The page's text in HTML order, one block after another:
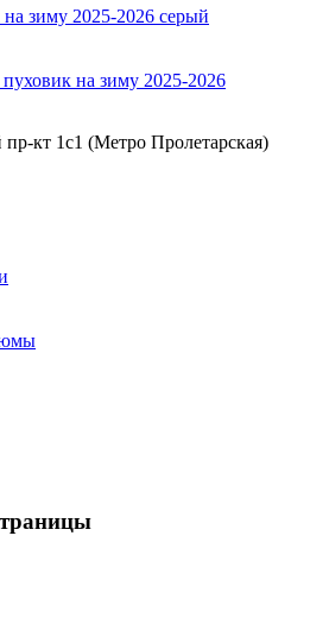
зиму 2025-2026 серый
на зиму 2025-2026
кт 1с1 (Метро Пролетарская)